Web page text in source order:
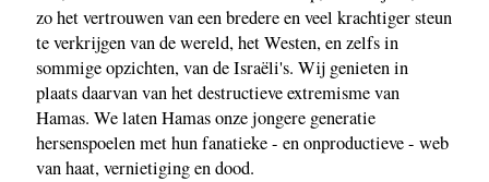
zo het vertrouwen van een bredere en veel krachtiger steun
te verkrijgen van de wereld, het Westen, en zelfs in
sommige opzichten, van de Israëli's. Wij genieten in
plaats daarvan van het destructieve extremisme van
Hamas. We laten Hamas onze jongere generatie
hersenspoelen met hun fanatieke - en onproductieve - web
van haat, vernietiging en dood.